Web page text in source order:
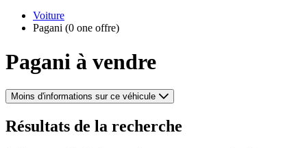
Voiture
Pagani (0 one offre)
Pagani à vendre
Moins d'informations sur ce véhicule
Résultats de la recherche